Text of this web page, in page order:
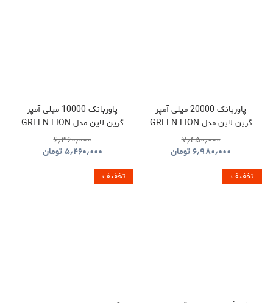
پاوربانک 20000 میلی آمپر
گرین لاین مدل GREEN LION
LUZERN GNLEZ20KPBBK
۷٫۴۵۰٫۰۰۰
۶٫۹۸۰٫۰۰۰تومان
پاوربانک 10000 میلی آمپر
گرین لاین مدل GREEN LION
LUZERN GNLEZ10KPBBK
۶٫۳۶۰٫۰۰۰
۵٫۴۶۰٫۰۰۰تومان
تخفیف تخفیف